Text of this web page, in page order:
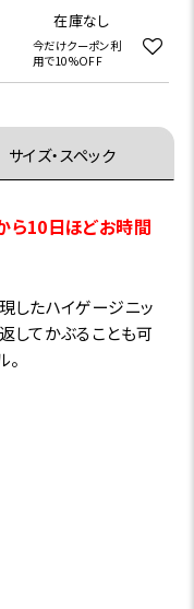
在庫なし
今だけクーポン利
用で10%OFF
サイズ・スペック
ら10日ほどお時間
したハイゲージニッ
してかぶることも可